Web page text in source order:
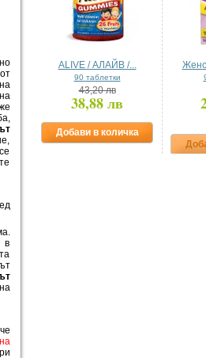
в
ALIVE / АЛАЙВ /...
90 таблетки
43,20 лв
38,88 лв
Добави в количка